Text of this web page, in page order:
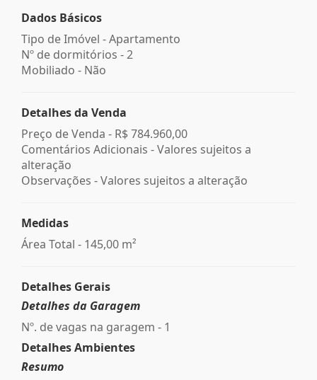
Dados Básicos
Tipo de Imóvel - Apartamento
Nº de dormitórios - 2
Mobiliado - Não
Detalhes da Venda
Preço de Venda - R$ 784.960,00
Comentários Adicionais - Valores sujeitos a
alteração
Observações - Valores sujeitos a alteração
Medidas
Área Total - 145,00 m²
Detalhes Gerais
Detalhes da Garagem
Nº. de vagas na garagem - 1
Detalhes Ambientes
Resumo